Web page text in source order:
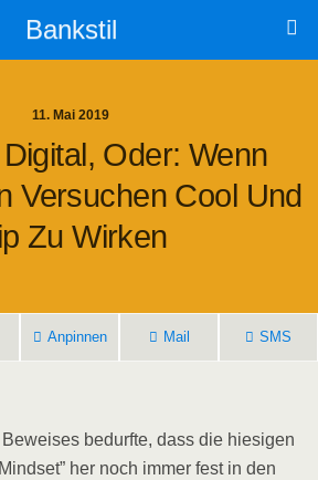
Bankstil
11. Mai 2019
Digi­tal, Oder: Wenn
Ver­su­chen Cool Und
Zu Wirken
Anpin­nen Mail SMS
bedurf­te, dass die hie­si­gen
her noch immer fest in den